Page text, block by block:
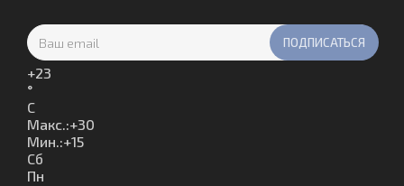
+23
°
C
Макс.:+30
Мин.:+15
Сб
Пн